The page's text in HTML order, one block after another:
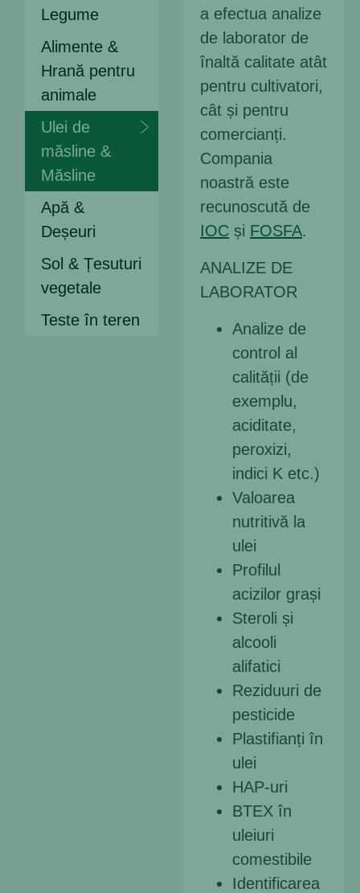
Legume
Alimente &
Hrană pentru
animale
Ulei de
măsline &
Măsline
Apă &
Deșeuri
Sol & Țesuturi
vegetale
Teste în teren
a efectua analize
de laborator de
înaltă calitate atât
pentru cultivatori,
cât și pentru
comercianți.
Compania
noastră este
recunoscută de
IOC și FOSFA.
ANALIZE DE
LABORATOR
Analize de
control al
calității (de
exemplu,
aciditate,
peroxizi,
indici K etc.)
Valoarea
nutritivă la
ulei
Profilul
acizilor grași
Steroli și
alcooli
alifatici
Reziduuri de
pesticide
Plastifianți în
ulei
HAP-uri
BTEX în
uleiuri
comestibile
Identificarea